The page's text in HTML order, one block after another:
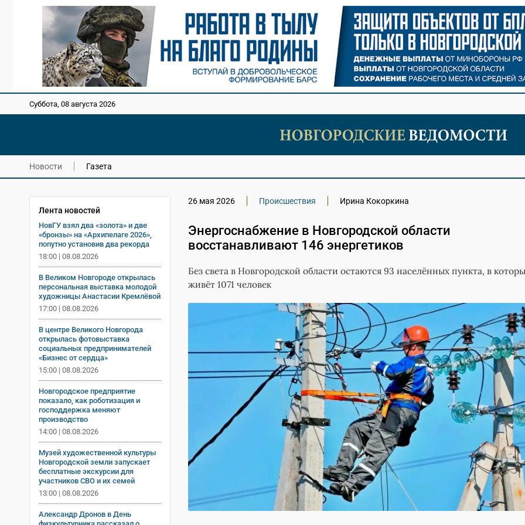
Суббота, 08 августа 2026
Новости Газета
Лента новостей
НовГУ взял два «золота» и две
«бронзы» на «Архипелаге 2026»,
попутно установив два рекорда
18:00 | 08.08.2026
В Великом Новгороде открылась
персональная выставка молодой
художницы Анастасии Кремлёвой
17:00 | 08.08.2026
В центре Великого Новгорода
открылась фотовыставка
социальных предпринимателей
«Бизнес от сердца»
15:00 | 08.08.2026
Новгородское предприятие
показало, как роботизация и
господдержка меняют
производство
14:00 | 08.08.2026
Музей художественной культуры
Новгородской земли запускает
бесплатные экскурсии для
участников СВО и их семей
13:00 | 08.08.2026
Александр Дронов в День
26 мая 2026 Происшествия Ирина Кокоркина
Энергоснабжение в Новгородской области
восстанавливают 146 энергетиков
Без света в Новгородской области остаются 93 населённых пункта, в
живёт 1071 человек